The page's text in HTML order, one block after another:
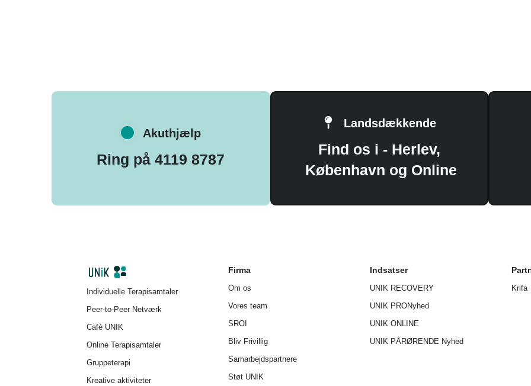
Akuthjælp
Ring på 4119 8787
Landsdækkende
Find os i - Herlev,
København og Online
Individuelle Terapisamtaler
Peer-to-Peer Netværk
Café UNIK
Online Terapisamtaler
Gruppeterapi
Kreative aktiviteter
Firma
Om os
Vores team
SROI
Bliv Frivillig
Samarbejdspartnere
Støt UNIK
Indsatser
UNIK RECOVERY
UNIK PRONyhed
UNIK ONLINE
UNIK PÅRØRENDE Nyhed
Krifa